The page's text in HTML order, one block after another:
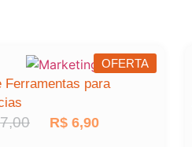
OFERTA
Ferramentas para
R$ 6,90